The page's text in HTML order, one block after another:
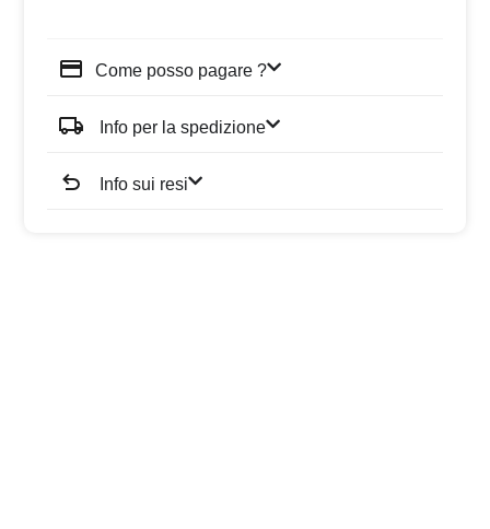
Come posso pagare ?
Info per la spedizione
Info sui resi